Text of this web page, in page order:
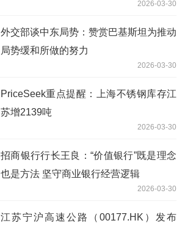
2026-03-30
外交部谈中东局势：赞赏巴基斯坦为推动
局势缓和所做的努力
2026-03-30
PriceSeek重点提醒：上海不锈钢库存江
苏增2139吨
2026-03-30
招商银行行长王良：“价值银行”既是理念
也是方法 坚守商业银行经营逻辑
2026-03-30
江苏宁沪高速公路（00177.HK）发布